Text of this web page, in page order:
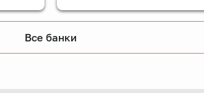
Все банки